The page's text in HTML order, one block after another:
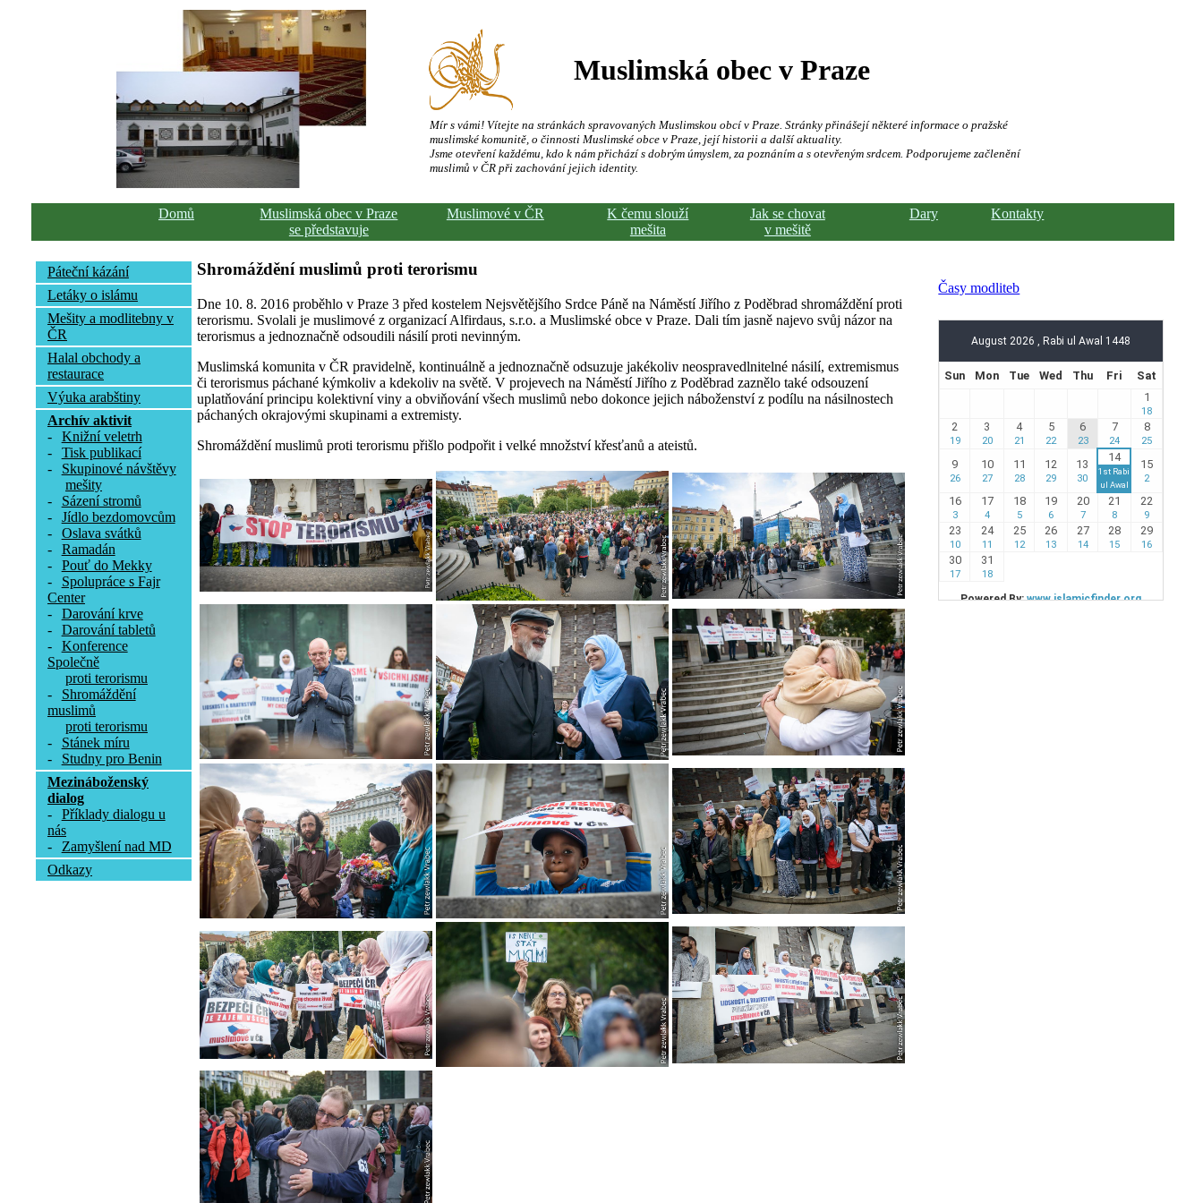
Muslimská obec v Praze
Mír s vámi! Vítejte na stránkách spravovaných Muslimskou obcí v Praze. Stránky přinášejí některé informace o pražské
muslimské komunitě, o činnosti Muslimské obce v Praze, její historii a další aktuality.
Jsme otevření každému, kdo k nám přichází s dobrým úmyslem, za poznáním a s otevřeným srdcem. Podporujeme začlenění
muslimů v ČR při zachování jejich identity.
Domů
Muslimská obec v Praze
se představuje
Muslimové v ČR
K čemu slouží
mešita
Jak se chovat
v mešitě
Dary Kontakty
Páteční kázání
Letáky o islámu
Mešity a modlitebny v
ČR
Halal obchody a
restaurace
Výuka arabštiny
Archív aktivit
-
Knižní veletrh
-
Tisk publikací
-
Skupinové návštěvy
mešity
-
Sázení stromů
-
Jídlo bezdomovcům
-
Oslava svátků
-
Ramadán
-
Pouť do Mekky
-
Spolupráce s Fajr
Center
-
Darování krve
-
Darování tabletů
-
Konference
Společně
proti terorismu
-
Shromáždění
muslimů
proti terorismu
-
Stánek míru
-
Studny pro Benin
Mezináboženský
dialog
-
Příklady dialogu u
nás
-
Zamyšlení nad MD
Odkazy
Shromáždění muslimů proti terorismu
Dne 10. 8. 2016 proběhlo v Praze 3 před kostelem Nejsvětějšího Srdce Páně na Náměstí Jiřího z Poděbrad shromáždění proti
terorismu. Svolali je muslimové z organizací Alfirdaus, s.r.o. a Muslimské obce v Praze. Dali tím jasně najevo svůj názor na
terorismus a jednoznačně odsoudili násilí proti nevinným.
Muslimská komunita v ČR pravidelně, kontinuálně a jednoznačně odsuzuje jakékoliv neospravedlnitelné násilí, extremismus
či terorismus páchané kýmkoliv a kdekoliv na světě. V projevech na Náměstí Jiřího z Poděbrad zaznělo také odsouzení
uplatňování principu kolektivní viny a obviňování všech muslimů nebo dokonce jejich náboženství z podílu na násilnostech
páchaných okrajovými skupinami a extremisty.
Shromáždění muslimů proti terorismu přišlo podpořit i velké množství křesťanů a ateistů.
Časy modliteb